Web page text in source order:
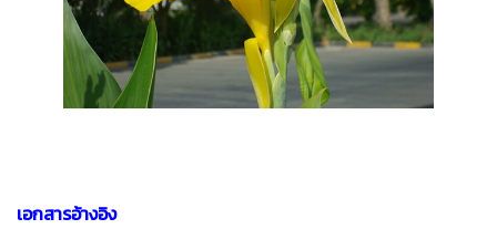
เอกสารอ้างอิง